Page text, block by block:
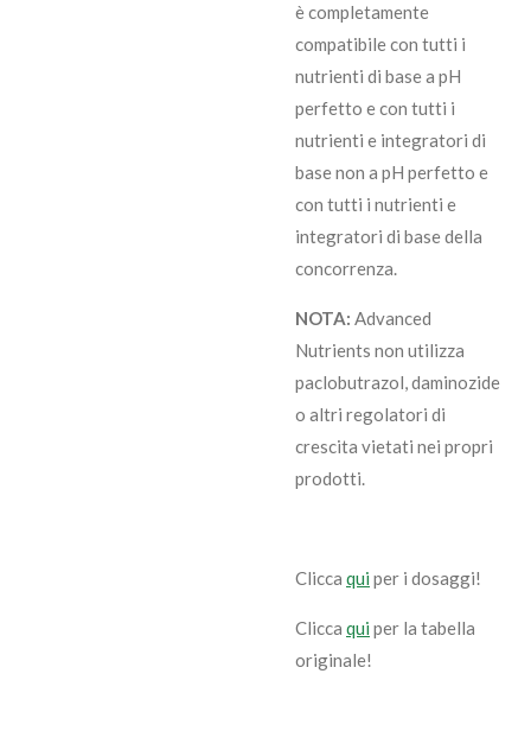
è completamente
compatibile con tutti i
nutrienti di base a pH
perfetto e con tutti i
nutrienti e integratori di
base non a pH perfetto e
con tutti i nutrienti e
integratori di base della
concorrenza.
NOTA: Advanced
Nutrients non utilizza
paclobutrazol, daminozide
o altri regolatori di
crescita vietati nei propri
prodotti.
Clicca qui per i dosaggi!
Clicca qui per la tabella
originale!